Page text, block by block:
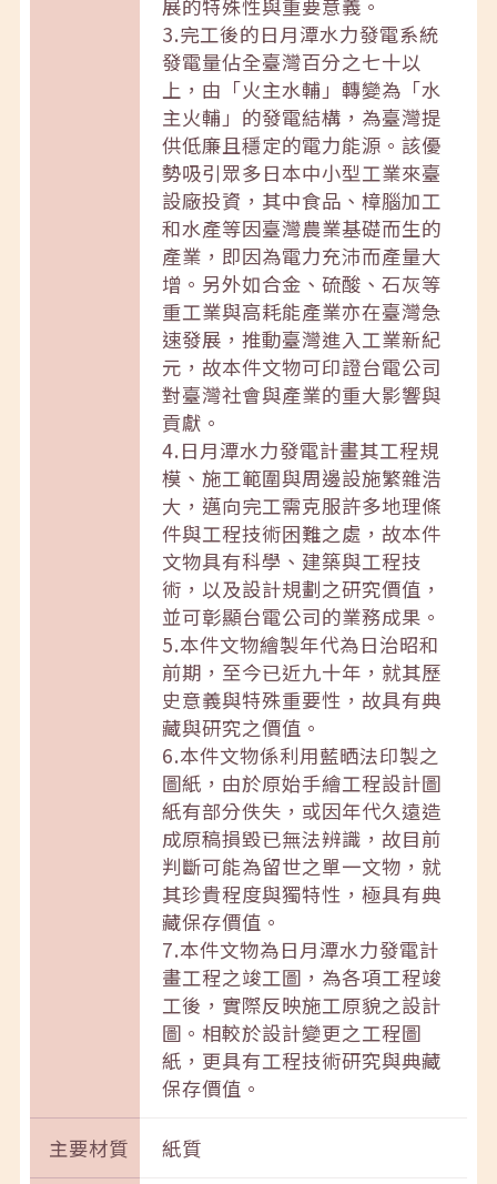
展的特殊性與重要意義。
3.完工後的日月潭水力發電系統
發電量佔全臺灣百分之七十以
上，由「火主水輔」轉變為「水
主火輔」的發電結構，為臺灣提
供低廉且穩定的電力能源。該優
勢吸引眾多日本中小型工業來臺
設廠投資，其中食品、樟腦加工
和水產等因臺灣農業基礎而生的
產業，即因為電力充沛而產量大
增。另外如合金、硫酸、石灰等
重工業與高耗能產業亦在臺灣急
速發展，推動臺灣進入工業新紀
元，故本件文物可印證台電公司
對臺灣社會與產業的重大影響與
貢獻。
4.日月潭水力發電計畫其工程規
模、施工範圍與周邊設施繁雜浩
大，邁向完工需克服許多地理條
件與工程技術困難之處，故本件
文物具有科學、建築與工程技
術，以及設計規劃之研究價值，
並可彰顯台電公司的業務成果。
5.本件文物繪製年代為日治昭和
前期，至今已近九十年，就其歷
史意義與特殊重要性，故具有典
藏與研究之價值。
6.本件文物係利用藍晒法印製之
圖紙，由於原始手繪工程設計圖
紙有部分佚失，或因年代久遠造
成原稿損毀已無法辨識，故目前
判斷可能為留世之單一文物，就
其珍貴程度與獨特性，極具有典
藏保存價值。
7.本件文物為日月潭水力發電計
畫工程之竣工圖，為各項工程竣
工後，實際反映施工原貌之設計
圖。相較於設計變更之工程圖
紙，更具有工程技術研究與典藏
保存價值。
主要材質 紙質